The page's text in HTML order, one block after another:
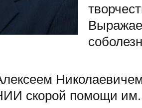
Николаевичем
скорой помощи